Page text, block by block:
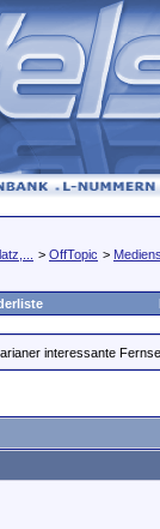
> OffTopic >
interessante